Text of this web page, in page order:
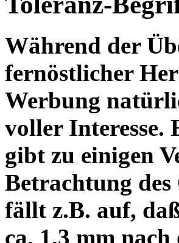
Während der
fernöstlicher
Werbung
voller Interesse.
gibt zu einigen
Betrachtung
fällt z.B. auf,
ca. 1.3 mm